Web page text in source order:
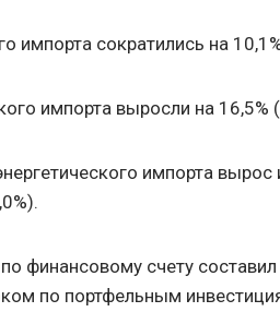
импорта сократились на
импорта выросли на 16,5%
импорта вырос
финансовому счету
по портфельным